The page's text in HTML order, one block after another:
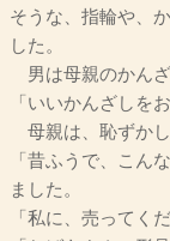
そうな、指輪や、
した。
男は母親のかんざ
「いいかんざしを
母親は、恥ずかし
「昔ふうで、こん
ました。
「私に、売ってく